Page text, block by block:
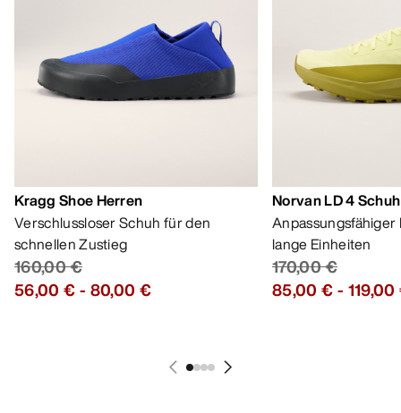
Kragg Shoe Herren
Verschlussloser Schuh für den
schnellen Zustieg
160,00 €
56,00 €- 80,00 €
Norvan LD 4
lange Einheiten
170,00 €
85,00 €-